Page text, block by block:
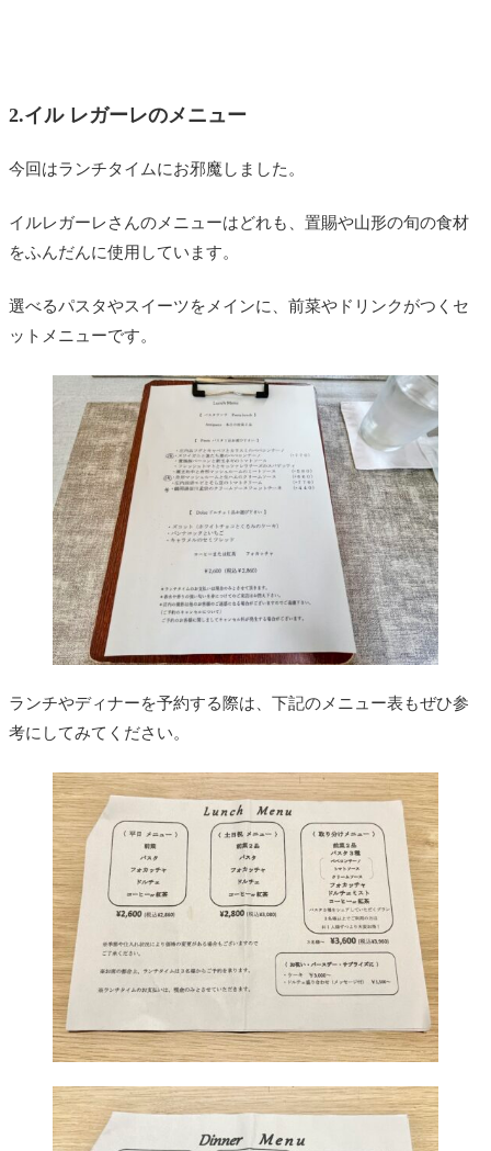
2.イル レガーレのメニュー
今回はランチタイムにお邪魔しました。
イルレガーレさんのメニューはどれも、置賜や山形の旬の食材
をふんだんに使用しています。
選べるパスタやスイーツをメインに、前菜やドリンクがつくセ
ットメニューです。
ランチやディナーを予約する際は、下記のメニュー表もぜひ参
考にしてみてください。